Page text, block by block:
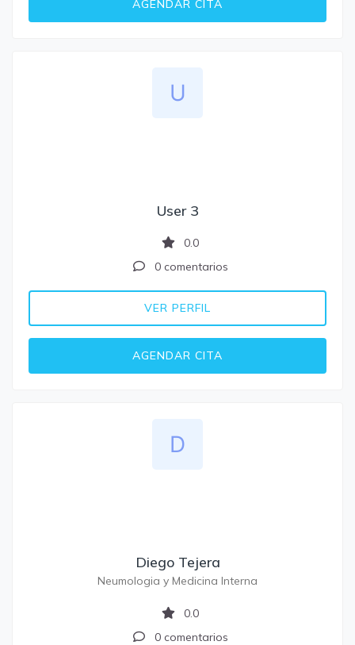
AGENDAR CITA
User 3
0.0
0 comentarios
VER PERFIL
AGENDAR CITA
Diego Tejera
Neumologia y Medicina Interna
0.0
0 comentarios